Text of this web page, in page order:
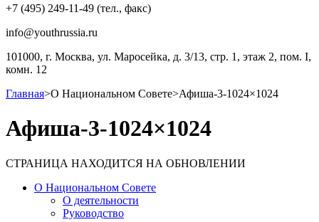
+7 (495) 249-11-49 (тел., факс)
info@youthrussia.ru
101000, г. Москва, ул. Маросейка, д. 3/13, стр. 1, этаж 2, пом. I,
комн. 12
Главная>О Национальном Совете>Афиша-3-1024×1024
Афиша-3-1024×1024
СТРАНИЦА НАХОДИТСЯ НА ОБНОВЛЕНИИ
О Национальном Совете
О деятельности
Руководство